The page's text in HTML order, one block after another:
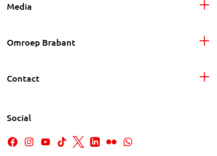
Media
Omroep Brabant
Contact
Social